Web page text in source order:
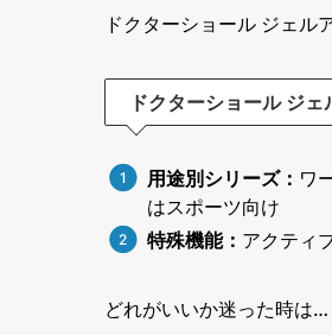
ドクターショール ジェル
ドクターショール ジ
用途別シリーズ： ワ
はスポーツ向け
特殊機能： アクティ
どれがいいか迷った時は…